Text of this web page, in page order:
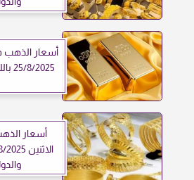
أسعار الذهب
25/8/2025 بالليرة والدولار الأمريكي
أسعار